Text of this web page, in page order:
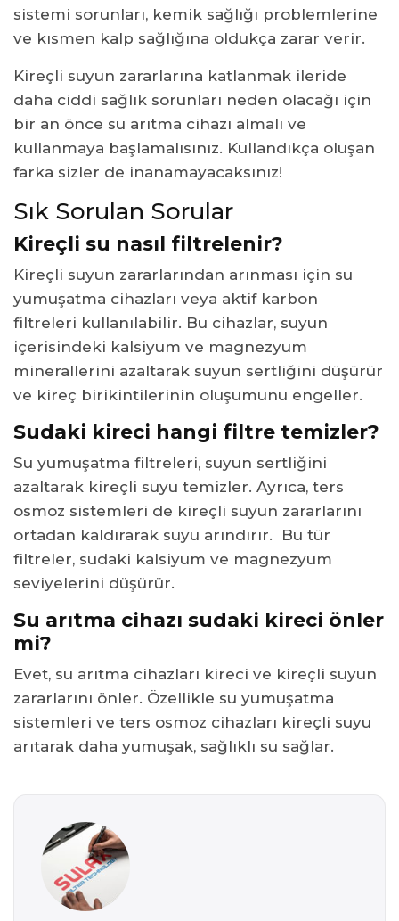
sistemi sorunları, kemik sağlığı problemlerine
ve kısmen kalp sağlığına oldukça zarar verir.
Kireçli suyun zararlarına katlanmak ileride
daha ciddi sağlık sorunları neden olacağı için
bir an önce su arıtma cihazı almalı ve
kullanmaya başlamalısınız. Kullandıkça oluşan
farka sizler de inanamayacaksınız!
Sık Sorulan Sorular
Kireçli su nasıl filtrelenir?
Kireçli suyun zararlarından arınması için su
yumuşatma cihazları veya aktif karbon
filtreleri kullanılabilir. Bu cihazlar, suyun
içerisindeki kalsiyum ve magnezyum
minerallerini azaltarak suyun sertliğini düşürür
ve kireç birikintilerinin oluşumunu engeller.
Sudaki kireci hangi filtre temizler?
Su yumuşatma filtreleri, suyun sertliğini
azaltarak kireçli suyu temizler. Ayrıca, ters
osmoz sistemleri de kireçli suyun zararlarını
ortadan kaldırarak suyu arındırır. Bu tür
filtreler, sudaki kalsiyum ve magnezyum
seviyelerini düşürür.
Su arıtma cihazı sudaki kireci önler
mi?
Evet, su arıtma cihazları kireci ve kireçli suyun
zararlarını önler. Özellikle su yumuşatma
sistemleri ve ters osmoz cihazları kireçli suyu
arıtarak daha yumuşak, sağlıklı su sağlar.